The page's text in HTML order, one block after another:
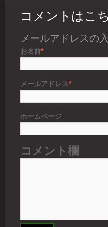
コメントはこ
メールアドレスの
お名前*
メールアドレス*
ホームページ
コメント欄